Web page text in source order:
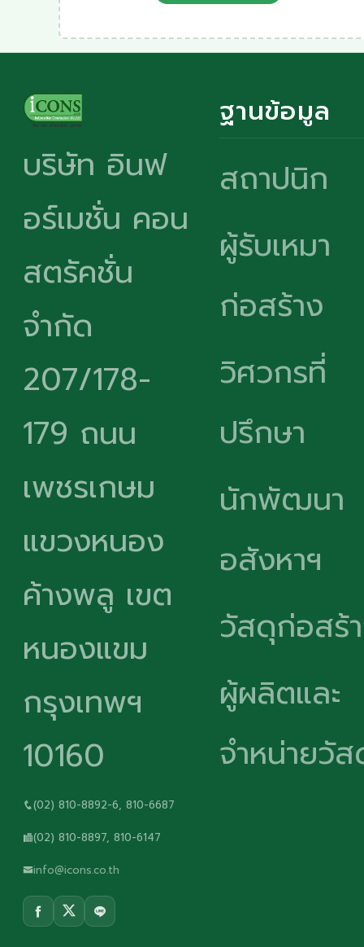
บริษัท อินฟ
อร์เมชั่น คอน
สตรัคชั่น
จำกัด
207/178-
179 ถนน
เพชรเกษม
แขวงหนอง
ค้างพลู เขต
หนองแขม
กรุงเทพฯ
10160
(02) 810-8892-6, 810-6687
(02) 810-8897, 810-6147
info@icons.co.th
ฐานข้อมูล
สถาปนิก
ผู้รับเหมา
ก่อสร้าง
วิศวกรที่
ปรึกษา
นักพัฒนา
อสังหาฯ
วัสดุก่อสร้
ผู้ผลิตและ
จำหน่ายวั